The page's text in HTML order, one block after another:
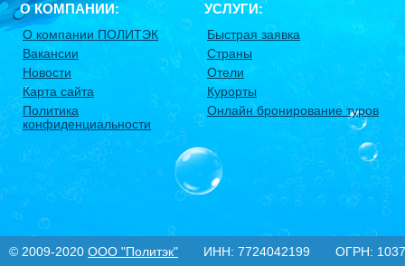
О КОМПАНИИ:
О компании ПОЛИТЭК
Вакансии
Новости
Карта сайта
Политика
конфиденциальности
УСЛУГИ:
Быстрая заявка
Страны
Отели
Курорты
Онлайн бронирование туров
© 2009-2020 ООО "Политэк" ИНН: 7724042199 ОГРН: